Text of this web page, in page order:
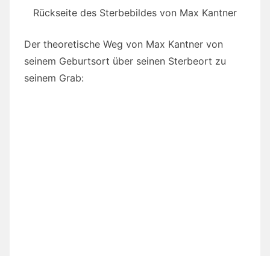
Rückseite des Sterbebildes von Max Kantner
Der theoretische Weg von Max Kantner von
seinem Geburtsort über seinen Sterbeort zu
seinem Grab: